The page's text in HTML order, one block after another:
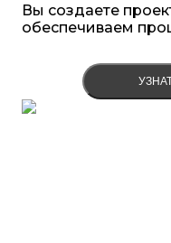
Вы создаете
обеспечиваем